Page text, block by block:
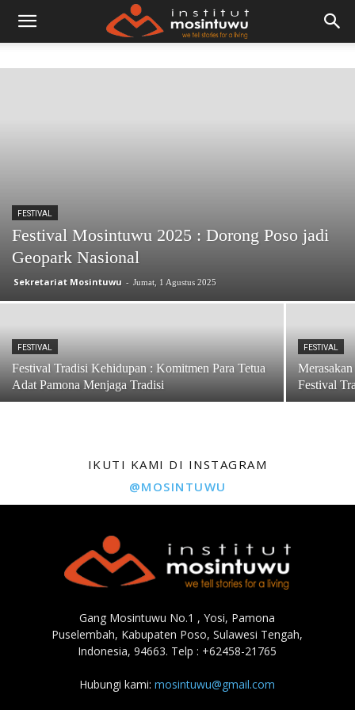
FESTIVAL
Festival Mosintuwu 2025 : Dorong Poso jadi
Geopark Nasional
Sekretariat Mosintuwu - Jumat, 1 Agustus 2025
FESTIVAL
Festival Tradisi Kehidupan : Komitmen Para Tetua
Adat Pamona Menjaga Tradisi
FESTIVAL
Festival
IKUTI KAMI DI INSTAGRAM
@MOSINTUWU
Gang Mosintuwu No.1 , Yosi, Pamona
Puselembah, Kabupaten Poso, Sulawesi Tengah,
Indonesia, 94663. Telp : +62458-21765
Hubungi kami:mosintuwu@gmail.com